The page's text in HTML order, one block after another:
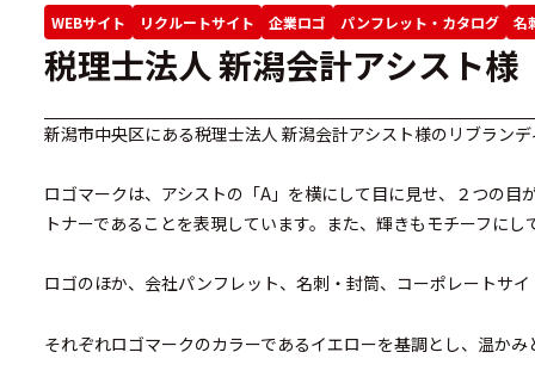
WEBサイト リクルートサイト 企業ロゴ パンフレット・カタログ 名
税理士法人 新潟会計アシスト
新潟市中央区にある税理士法人 新潟会計アシスト様のリブラン
ロゴマークは、アシストの「A」を横にして目に見せ、２つの
トナーであることを表現しています。また、輝きもモチーフに
ロゴのほか、会社パンフレット、名刺・封筒、コーポレートサ
それぞれロゴマークのカラーであるイエローを基調とし、温か